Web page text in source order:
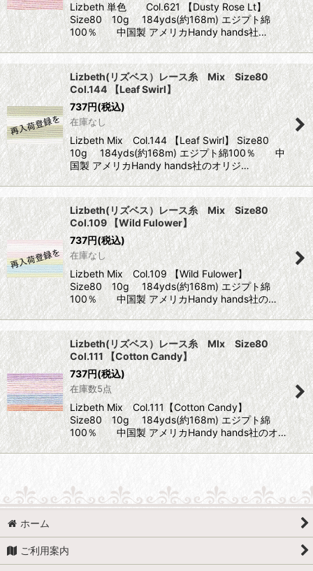
Lizbeth 単色 Col.621 【Dusty Rose Lt】
Size80 10g 184yds(約168m) エジプト綿
100％ 中国製 アメリカHandy hands社…
Lizbeth(リズベス）レース糸 Mix Size80
Col.144 【Leaf Swirl】
737円(税込)
在庫なし
Lizbeth Mix Col.144 【Leaf Swirl】 Size80
10g 184yds(約168m) エジプト綿100％ 中
国製 アメリカHandy hands社のオリジ…
Lizbeth(リズベス）レース糸 Mix Size80
Col.109 【Wild Fulower】
737円(税込)
在庫なし
Lizbeth Mix Col.109 【Wild Fulower】
Size80 10g 184yds(約168m) エジプト綿
100％ 中国製 アメリカHandy hands社の…
Lizbeth(リズベス）レース糸 MIx Size80
Col.111 【Cotton Candy】
737円(税込)
在庫数5点
Lizbeth Mix Col.111【Cotton Candy】
Size80 10g 184yds(約168m) エジプト綿
100％ 中国製 アメリカHandy hands社のオ…
ホーム
ご利用案内